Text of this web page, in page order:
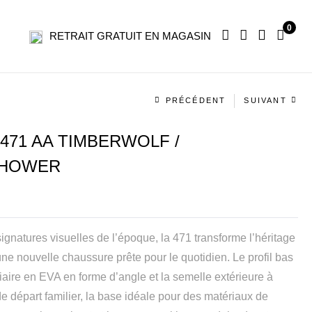
RETRAIT GRATUIT EN MAGASIN
0
Navigation
PRÉCÉDENT SUIVANT
AA TIMBERWOLF /
visuelles de l’époque, la 471 transforme l’héritage
nouvelle chaussure prête pour le quotidien. Le profil bas
en EVA en forme d’angle et la semelle extérieure à
départ familier, la base idéale pour des matériaux de